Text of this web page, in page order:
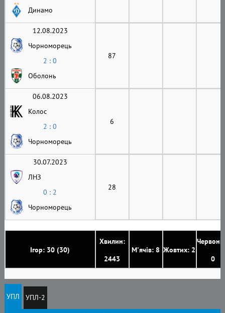
Ігор: 30 (30)
Хвилин:
2443
М'ячів: 8 Жовтих: 2
0
Динамо
12.08.2023
Чорноморець
2 : 0
Оболонь
87
06.08.2023
Колос
2 : 0
Чорноморець
6
30.07.2023
ЛНЗ
0 : 2
Чорноморець
28
УПЛ УПЛ-2